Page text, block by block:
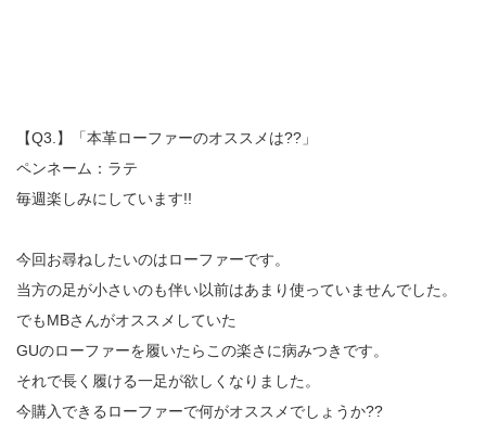
【Q3.】「本革ローファーのオススメは??」
ペンネーム：ラテ
毎週楽しみにしています!!
今回お尋ねしたいのはローファーです。
当方の足が小さいのも伴い以前はあまり使っていませんでした。
でもMBさんがオススメしていた
GUのローファーを履いたらこの楽さに病みつきです。
それで長く履ける一足が欲しくなりました。
今購入できるローファーで何がオススメでしょうか??